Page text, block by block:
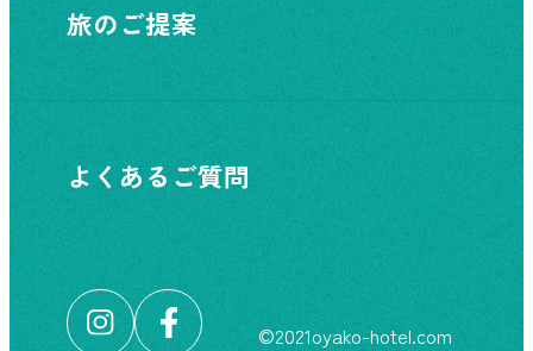
旅のご提案
よくあるご質問
©︎2021oyako-hotel.com